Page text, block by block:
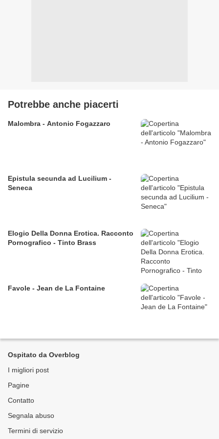
Potrebbe anche piacerti
Malombra - Antonio Fogazzaro
Epistula secunda ad Lucilium -
Seneca
Elogio Della Donna Erotica. Racconto
Pornografico - Tinto Brass
Favole - Jean de La Fontaine
Ospitato da Overblog
I migliori post
Pagine
Contatto
Segnala abuso
Termini di servizio